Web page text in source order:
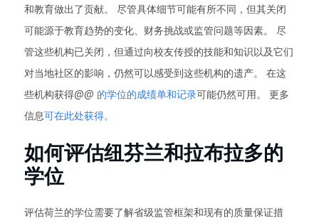
和教育做出了贡献。 尽管具体细节可能有所不同，但其关闭
可能源于教育趋势的变化、财务挑战或监管问题等因素。 尽
管这些机构已关闭，但通过向校友传授的技能和知识以及它们
对当地社区的影响，仍然可以感受到这些机构的遗产。 在这
些机构获得@@ 的学位的成绩单和记录可能仍然可用。 更多
信息可在此处获得。
如何评估纽芬兰和拉布拉多的
学位
评估荷兰的学位需要了解省级监管框架和现有的质量保证措